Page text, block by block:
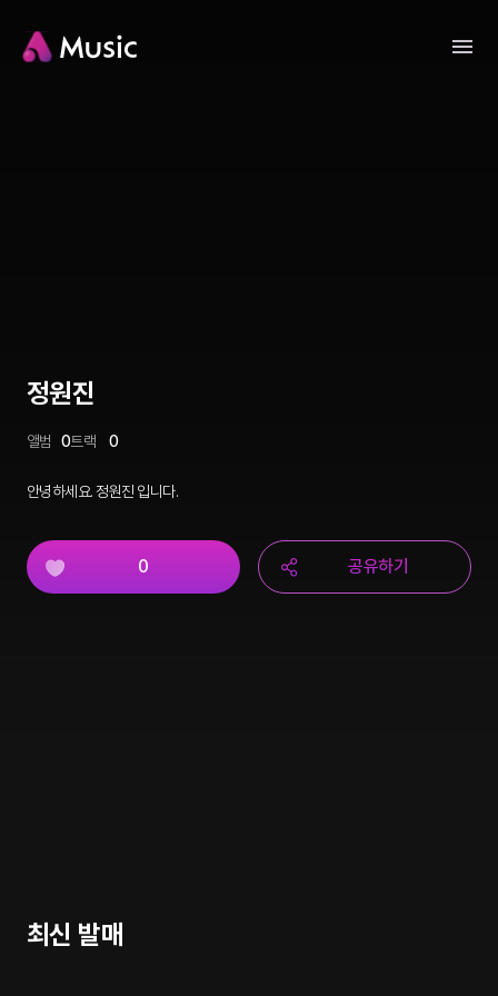
정원진
앨범 0트랙 0
안녕하세요. 정원진 입니다.
0 공유하기
최신 발매